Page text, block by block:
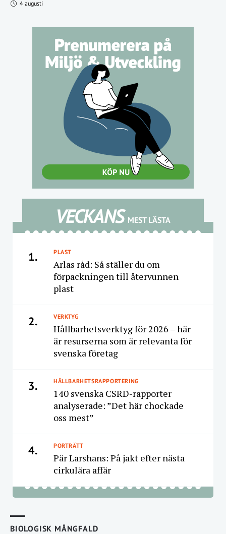
4 augusti
VECKANS MEST LÄSTA
1. PLAST
Arlas råd: Så ställer du om
förpackningen till återvunnen
plast
2. VERKTYG
Hållbarhetsverktyg för 2026 – här
är resurserna som är relevanta för
svenska företag
3. HÅLLBARHETSRAPPORTERING
140 svenska CSRD-rapporter
analyserade: ”Det här chockade
oss mest”
4. PORTRÄTT
Pär Larshans: På jakt efter nästa
cirkulära affär
BIOLOGISK MÅNGFALD